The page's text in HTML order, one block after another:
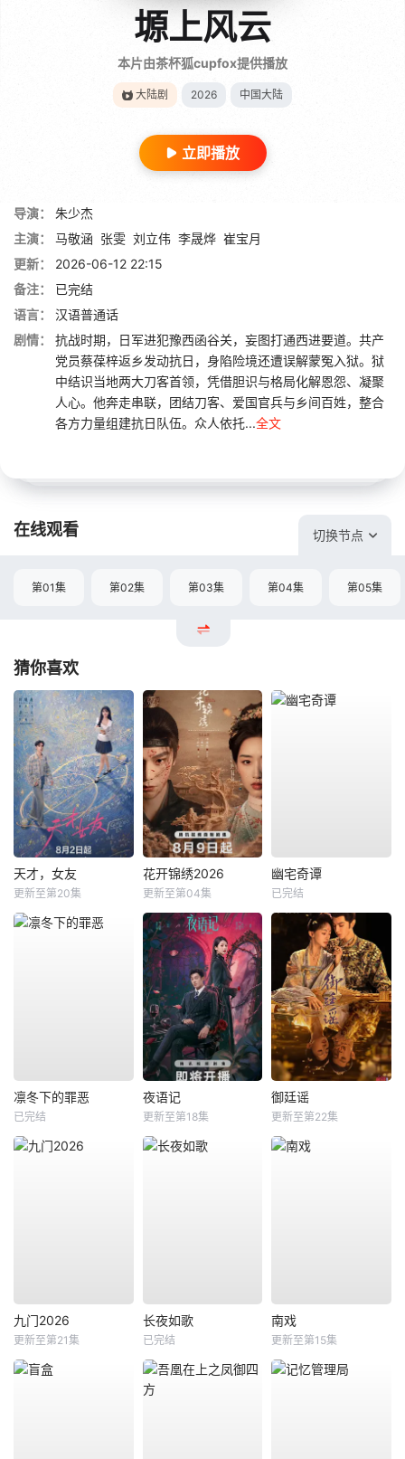
塬上风云
本片由茶杯狐cupfox提供播放
大陆剧 2026 中国大陆
立即播放
导演：
朱少杰
主演：
马敬涵 张雯 刘立伟 李晟烨 崔宝月
更新：
2026-06-12 22:15
备注：
已完结
语言：
汉语普通话
剧情：
抗战时期，日军进犯豫西函谷关，妄图打通西进要道。共产
党员蔡葆梓返乡发动抗日，身陷险境还遭误解蒙冤入狱。狱
中结识当地两大刀客首领，凭借胆识与格局化解恩怨、凝聚
人心。他奔走串联，团结刀客、爱国官兵与乡间百姓，整合
各方力量组建抗日队伍。众人依托...全文
在线观看 切换节点
第01集 第02集 第03集 第04集 第05集
猜你喜欢
天才，女友
更新至第20集
花开锦绣2026
更新至第04集
幽宅奇谭
已完结
凛冬下的罪恶
已完结
夜语记
更新至第18集
御廷谣
更新至第22集
九门2026
更新至第21集
长夜如歌
已完结
南戏
更新至第15集